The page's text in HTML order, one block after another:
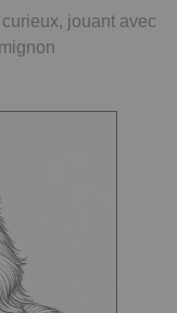
jouant avec